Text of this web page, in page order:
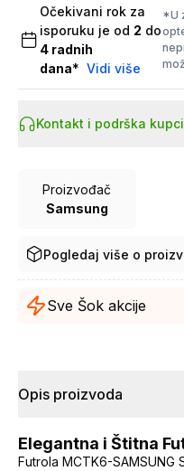
Očekivani rok za
isporuku je od 2 do
4 radnih
dana* Vidi više
*U
Kontakt i podrška
Proizvođač
Samsung
Pogledaj više o
Sve Šok akcije
Opis proizvoda
Elegantna i Štitna
Futrola MCTK6-SAMSUNG